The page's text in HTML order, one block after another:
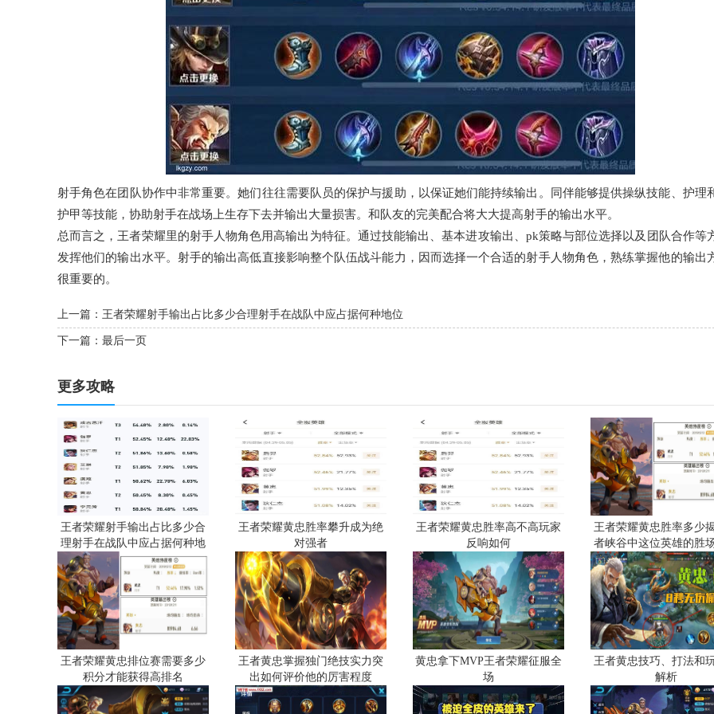
射手角色在团队协作中非常重要。她们往往需要队员的保护与援助，以保证她们能持续输出。同伴能够提供操纵技能、护理
护甲等技能，协助射手在战场上生存下去并输出大量损害。和队友的完美配合将大大提高射手的输出水平。
总而言之，王者荣耀里的射手人物角色用高输出为特征。通过技能输出、基本进攻输出、pk策略与部位选择以及团队合作等
发挥他们的输出水平。射手的输出高低直接影响整个队伍战斗能力，因而选择一个合适的射手人物角色，熟练掌握他的输出
很重要的。
上一篇： 王者荣耀射手输出占比多少合理射手在战队中应占据何种地位
下一篇： 最后一页
更多攻略
王者荣耀射手输出占比多少合
理射手在战队中应占据何种地
位
王者荣耀黄忠胜率攀升成为绝
对强者
王者荣耀黄忠胜率高不高玩家
反响如何
王者荣耀黄忠胜率多少
者峡谷中这位英雄的胜
王者荣耀黄忠排位赛需要多少
积分才能获得高排名
王者黄忠掌握独门绝技实力突
出如何评价他的厉害程度
黄忠拿下MVP王者荣耀征服全
场
王者黄忠技巧、打法和
解析